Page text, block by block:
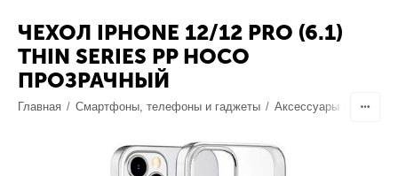
ЧЕХОЛ IPHONE 12/12 PRO (6.1)
THIN SERIES PP HOCO
ПРОЗРАЧНЫЙ
Главная / Смартфоны, телефоны и гаджеты / Аксессуары Чехлы